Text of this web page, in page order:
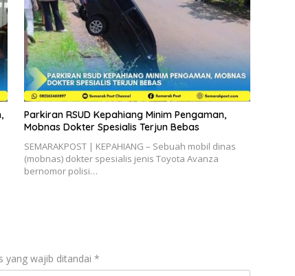
Parkiran RSUD Kepahiang Minim Pengaman,
Mobnas Dokter Spesialis Terjun Bebas
SEMARAKPOST | KEPAHIANG – Sebuah mobil dinas
(mobnas) dokter spesialis jenis Toyota Avanza
bernomor polisi…
yang wajib ditandai *